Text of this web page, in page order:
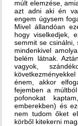
múlt elemzése,
azt adni aki én
engem úgysem
Mivel állandóan
hogy viselkedjek,
semmit se csinálni,
mindenkivel
belém látnak.
vagyok,
énem, akkor
fejemben a
pofonokat
emberekben) és
nem tudom őket
körből kitekerni